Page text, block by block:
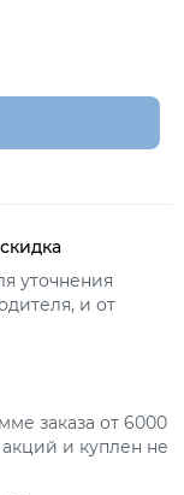
уточнения
и от
заказа от 6000
акций и куплен не